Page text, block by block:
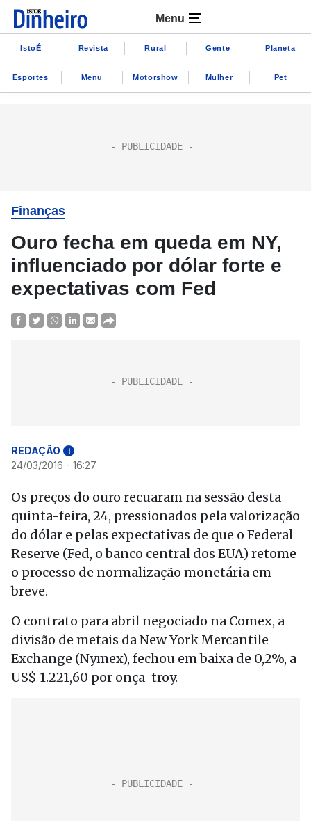
Menu
IstoÉ Revista Rural Gente Planeta
Esportes Menu Motorshow Mulher Pet
Finanças
Ouro fecha em queda em NY,
influenciado por dólar forte e
expectativas com Fed
REDAÇÃO i
24/03/2016 - 16:27
Os preços do ouro recuaram na sessão desta
quinta-feira, 24, pressionados pela valorização
do dólar e pelas expectativas de que o Federal
Reserve (Fed, o banco central dos EUA) retome
o processo de normalização monetária em
breve.
O contrato para abril negociado na Comex, a
divisão de metais da New York Mercantile
Exchange (Nymex), fechou em baixa de 0,2%, a
US$ 1.221,60 por onça-troy.